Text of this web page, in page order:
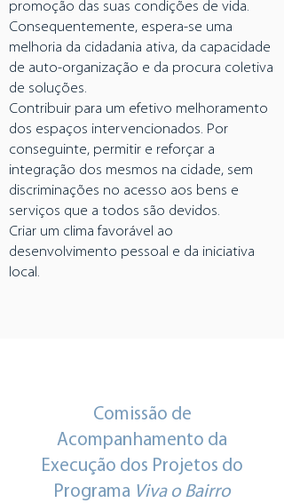
promoção das suas condições de vida.
Consequentemente, espera-se uma
melhoria da cidadania ativa, da capacidade
de auto-organização e da procura coletiva
de soluções.
Contribuir para um efetivo melhoramento
dos espaços intervencionados. Por
conseguinte, permitir e reforçar a
integração dos mesmos na cidade, sem
discriminações no acesso aos bens e
serviços que a todos são devidos.
Criar um clima favorável ao
desenvolvimento pessoal e da iniciativa
local.
Comissão de
Acompanhamento da
Execução dos Projetos do
Programa Viva o Bairro